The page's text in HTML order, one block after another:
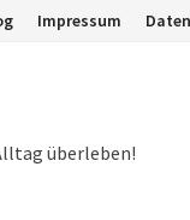
Impressum
überleben!